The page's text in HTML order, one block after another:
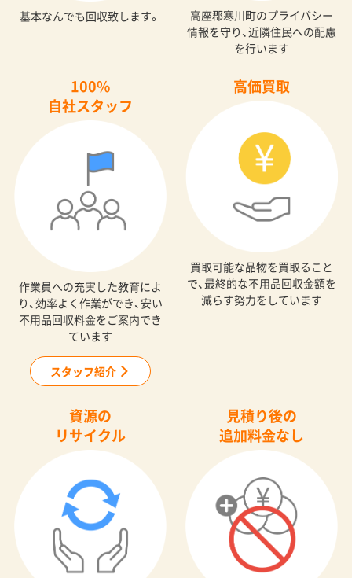
基本なんでも回収致します。
高座郡寒川町のプライバシー
情報を守り、近隣住民への配慮
を行います
100%
自社スタッフ
作業員への充実した教育によ
り、効率よく作業ができ、安い
不用品回収料金をご案内でき
ています
スタッフ紹介
高価買取
買取可能な品物を買取ること
で、最終的な不用品回収金額を
減らす努力をしています
資源の
リサイクル
見積り後の
追加料金なし